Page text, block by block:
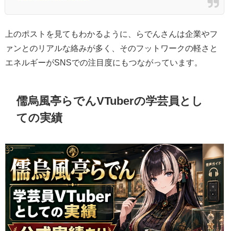
上のポストを見てもわかるように、らでんさんは企業やフ
ァンとのリアルな絡みが多く、そのフットワークの軽さと
エネルギーがSNSでの注目度にもつながっています。
儒烏風亭らでんVTuberの学芸員とし
ての実績